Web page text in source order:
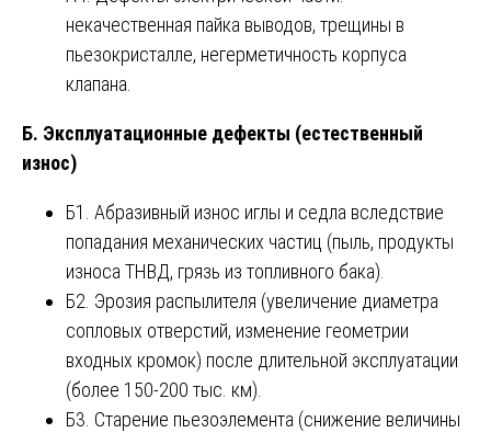
некачественная пайка выводов, трещины в
пьезокристалле, негерметичность корпуса
клапана.
Б. Эксплуатационные дефекты (естественный
износ)
Б1. Абразивный износ иглы и седла вследствие
попадания механических частиц (пыль, продукты
износа ТНВД, грязь из топливного бака).
Б2. Эрозия распылителя (увеличение диаметра
сопловых отверстий, изменение геометрии
входных кромок) после длительной эксплуатации
(более 150-200 тыс. км).
Б3. Старение пьезоэлемента (снижение величины